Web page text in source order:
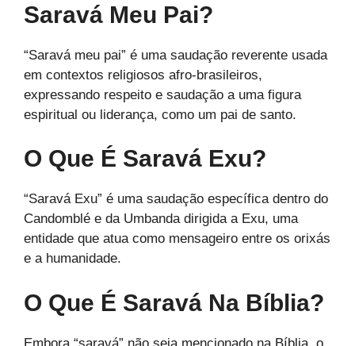
Saravá Meu Pai?
“Saravá meu pai” é uma saudação reverente usada
em contextos religiosos afro-brasileiros,
expressando respeito e saudação a uma figura
espiritual ou liderança, como um pai de santo.
O Que É Saravá Exu?
“Saravá Exu” é uma saudação específica dentro do
Candomblé e da Umbanda dirigida a Exu, uma
entidade que atua como mensageiro entre os orixás
e a humanidade.
O Que É Saravá Na Bíblia?
Embora “saravá” não seja mencionado na Bíblia, o